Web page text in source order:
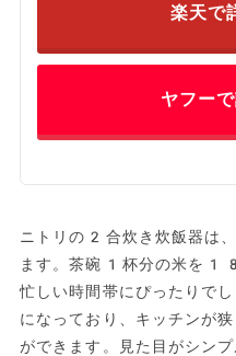
楽天で
ヤフー
ニトリの2合炊き炊飯器は
ます。茶碗1杯分の米を
忙しい時間帯にぴったりで
になっており、キッチンが
ができます。見た目がシン